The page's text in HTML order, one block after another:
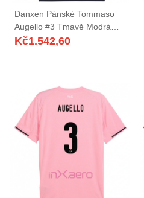
Danxen Pánské Tommaso
Augello #3 Tmavě Modrá
Růžová Daleko Hráčské
Kč1.542,60